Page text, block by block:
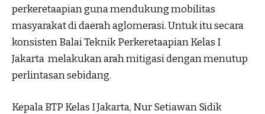
perkeretaapian guna mendukung mobilitas
masyarakat di daerah aglomerasi. Untuk itu secara
konsisten Balai Teknik Perkeretaapian Kelas I
Jakarta melakukan arah mitigasi dengan menutup
perlintasan sebidang.
Kepala BTP Kelas I Jakarta, Nur Setiawan Sidik